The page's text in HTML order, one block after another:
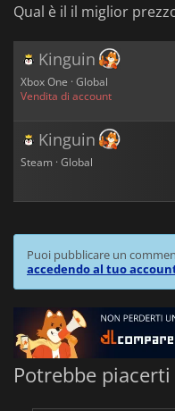
Qual è il il miglior
Kinguin
Xbox One · Global
Vendita di account
Kinguin
Steam · Global
Puoi pubblicare un
accedendo al tuo
Potrebbe piacerti